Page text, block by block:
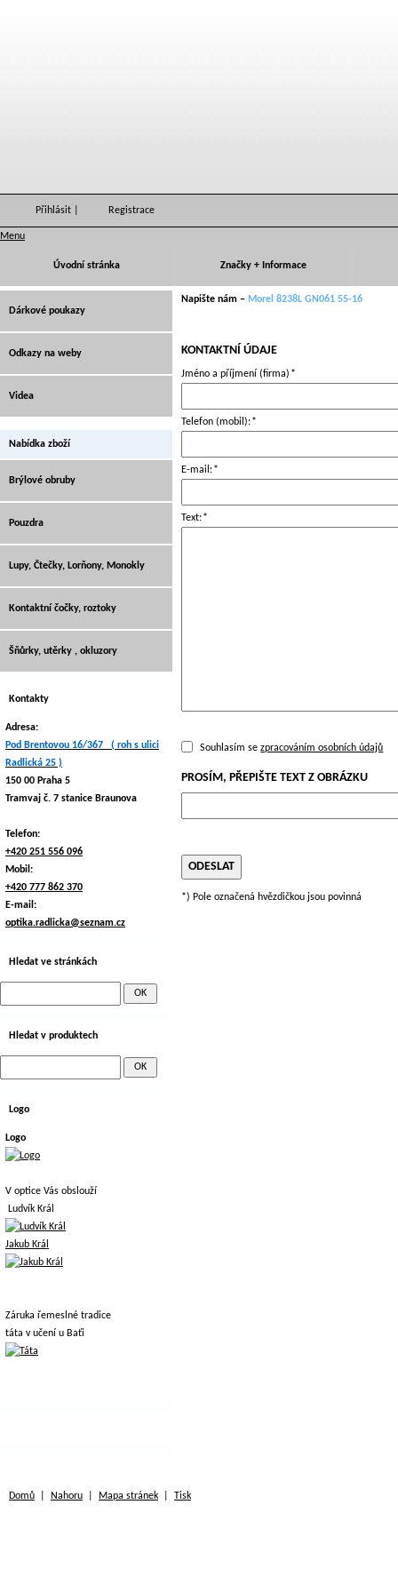
Přihlásit Registrace
Menu
Úvodní stránka Značky + Informace
Napište nám – Morel 8238L GN061 55-16
KONTAKTNÍ ÚDAJE
Jméno a příjmení (firma) *
Telefon (mobil):*
E-mail:*
Text:*
Souhlasím sezpracováním osobních údajů
PROSÍM, PŘEPIŠTE TEXT Z OBRÁZKU
*) Pole označená hvězdičkou jsou povinná
Dárkové poukazy
Odkazy na weby
Videa
Nabídka zboží
Brýlové obruby
Pouzdra
Lupy, Čtečky, Lorňony, Monokly
Kontaktní čočky, roztoky
Šňůrky, utěrky , okluzory
Kontakty
Adresa:
Pod Brentovou 16/367 ( roh s ulici
Radlická 25 )
150 00 Praha 5
Tramvaj č. 7 stanice Braunova
Telefon:
+420 251 556 096
Mobil:
+420 777 862 370
E-mail:
optika.radlicka@seznam.cz
Hledat ve stránkách
Hledat v produktech
Logo
Logo
V optice Vás obslouží
Ludvík Král
Jakub Král
Záruka řemeslné tradice
táta v učení u Baťi
Domů Nahoru Mapa stránek Tisk